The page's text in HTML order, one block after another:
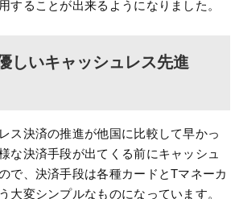
することが出来るようになりました。
しいキャッシュレス先進
ス決済の推進が他国に比較して早かっ
な決済手段が出てくる前にキャッシュ
で、決済手段は各種カードとTマネーカ
大変シンプルなものになっています。